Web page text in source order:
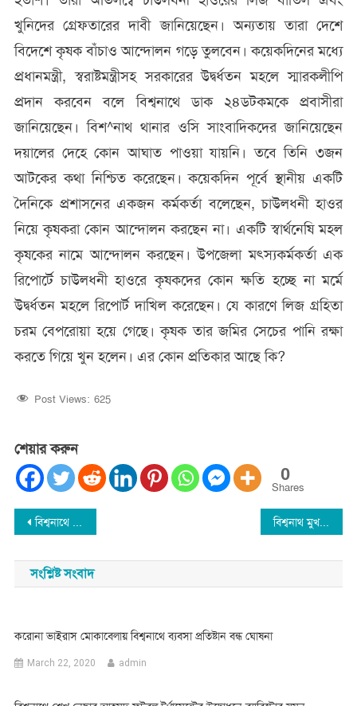
খুনিদের গ্রেফতারের দাবী জানিয়েছেন। অন্যতায় তারা দেশে
বিদেশে কৃষক বাঁচাও আন্দোলন গড়ে তুলবেন। কয়েকদিনের মধ্যে
প্রধানমন্ত্রী, স্বরাষ্টমন্ত্রীসহ সরকারের উদ্বর্ধতন মহলে স্মারকলীপি
প্রদান করবেন বলে বিশ্বনাথে ডাক ২৪ডটকমকে প্রবাসীরা
জানিয়েছেন। বিশ^নাথ থানার ওসি সাংবাদিকদের জানিয়েছেন
দয়ালের দেহে কোন আঘাত পাওয়া যায়নি। তবে তিনি ৩জন
আটকের কথা নিশ্চিত করেছেন। কয়েকদিন পূর্বে স্থানীয় একটি
দৈনিকে প্রশাসনের একজন কর্মকর্তা বলেছেন, চাউলধনী হাওর
নিয়ে কৃষকরা কোন আন্দোলন করছেন না। একটি স্বার্থনেষি মহল
কৃষকের নামে আন্দোলন করছেন। উপজেলা মৎস্যকর্মকর্তা এক
রিপোর্টে চাউলধনী হাওরে কৃষকদের কোন ক্ষতি হচ্ছে না মর্মে
উদ্বর্ধতন মহলে রিপোর্ট দাখিল করেছেন। যে কারণে লিজ গ্রহিতা
চরম বেপরোয়া হয়ে গেছে। কৃষক তার জমির সেচের পানি রক্ষা
করতে গিয়ে খুন হলেন। এর কোন প্রতিকার আছে কি?
Post Views: 625
শেয়ার করুন
0
Shares
Post
navigation
বিশ্বনাথে গোলটেবিল বৈঠকে শিক্ষার্থীরা: ফেসবুক আসক্তিরোধে অভিভাবকের বিকল্প নেই বিশ্বনাথ মুখ উজ্জ্বল করলেন মুর্শেদা জামান
সংশ্লিষ্ট সংবাদ
করোনা ভাইরাস মোকাবেলায় বিশ্বনাথে ব্যবসা প্রতিষ্টান বন্ধ ঘোষনা
March 22, 2020 admin